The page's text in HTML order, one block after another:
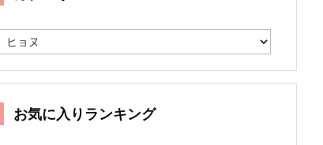
お気に入りランキング